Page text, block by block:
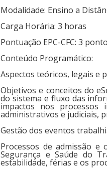
Modalidade: Ensino a
Carga Horária: 3 horas
Pontuação EPC-CFC: 3
Conteúdo Programático:
Aspectos teóricos, legais e
Objetivos e conceitos do
do sistema e fluxo das
impactos nos
administrativos e judiciais,
Gestão dos eventos
Processos de admissão
Segurança e Saúde do
estabilidade, férias e os